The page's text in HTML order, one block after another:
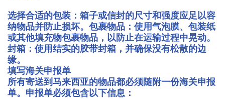
选择合适的包装：箱子或信封的尺寸和强度应足以容
纳物品并防止损坏。包裹物品：使用气泡膜、包装纸
或其他填充物包裹物品，以防止在运输过程中晃动。
封箱：使用结实的胶带封箱，并确保没有松散的边
缘。
填写海关申报单
所有寄送到马来西亚的物品都必须随附一份海关申报
单。申报单必须包含以下信息：